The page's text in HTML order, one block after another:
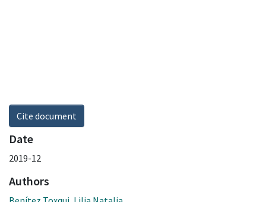
Cite document
Date
2019-12
Authors